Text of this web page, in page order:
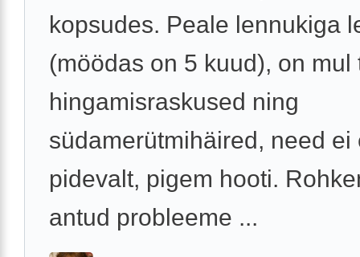
kopsudes. Peale lennukiga
(möödas on 5 kuud), on mul
hingamisraskused ning
südamerütmihäired, need ei
pidevalt, pigem hooti.
antud probleeme ...